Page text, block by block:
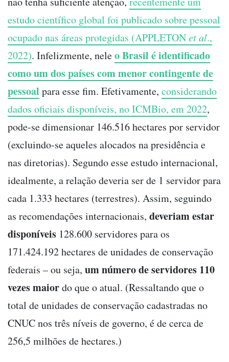
estudo científico global foi publicado sobre pessoal
ocupado nas áreas protegidas (APPLETONet al.,
2022). Infelizmente, neleo Brasil é identificado
como um dos países com menor contingente de
pessoal para esse fim. Efetivamente, considerando
dados oficiais disponíveis, no ICMBio, em 2022,
pode-se dimensionar 146.516 hectares por servidor
(excluindo-se aqueles alocados na presidência e
nas diretorias). Segundo esse estudo internacional,
idealmente, a relação deveria ser de 1 servidor para
cada 1.333 hectares (terrestres). Assim, seguindo
as recomendações internacionais, deveriam estar
disponíveis 128.600 servidores para os
171.424.192 hectares de unidades de conservação
federais – ou seja, um número de servidores 110
vezes maiordo que o atual. (Ressaltando que o
total de unidades de conservação cadastradas no
CNUC nos três níveis de governo, é de cerca de
256,5 milhões de hectares.)